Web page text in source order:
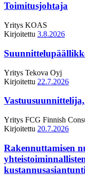
Toimitusjohtaja
Yritys KOAS
Kirjoitettu 3.8.2026
Yritys Tekova Oyj
Kirjoitettu 22.7.2026
Yritys FCG Finnish
Kirjoitettu 20.7.2026
Rakennuttamisen